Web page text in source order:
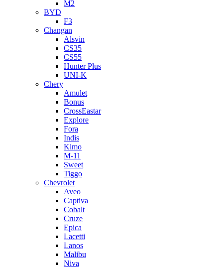
M2
BYD
F3
Changan
Alsvin
CS35
CS55
Hunter Plus
UNI-K
Chery
Amulet
Bonus
CrossEastar
Explore
Fora
Indis
Kimo
M-11
Sweet
Tiggo
Chevrolet
Aveo
Captiva
Cobalt
Cruze
Epica
Lacetti
Lanos
Malibu
Niva